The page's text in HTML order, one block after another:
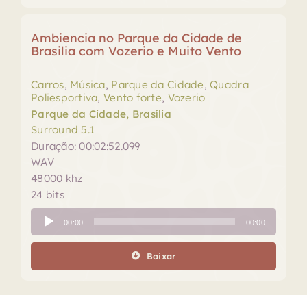
Ambiencia no Parque da Cidade de
Brasilia com Vozerio e Muito Vento
Carros, Música, Parque da Cidade,Quadra
Poliesportiva,Vento forte, Vozerio
Parque da Cidade, Brasília
Surround 5.1
Duração: 00:02:52.099
WAV
48000 khz
24 bits
Tocador
de
áudio
00:00 00:00
Baixar